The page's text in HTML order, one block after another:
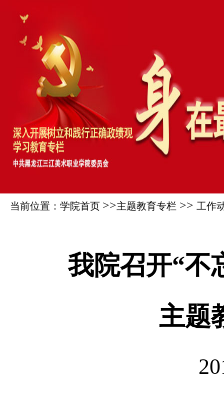
当前位置：学院首页 >>主题教育专栏 >> 工作
我院召开“不
主题